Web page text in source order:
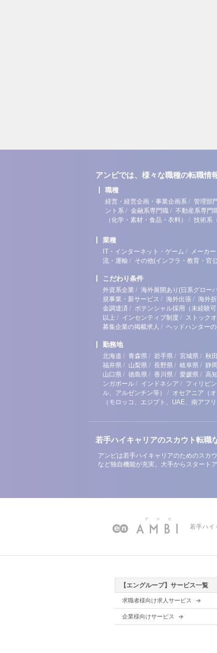
アンビでは、様々な職種の転職情
職種
経営・経営企画・事業企画系 / 管理部
ント系 / 金融系専門職 / 不動産系専門
（化学・素材・食品・衣料）
/ 技術系
業種
IT・インターネット・ゲーム / メーカー
流・運輸 / その他(インフラ・教育・官
こだわり条件
外資系企業 / 海外展開あり(日系グロー
規事業・新サービス / 海外出張 / 海外
金調達済 / ポテンシャル採用（未経験可
以上 / インセンティブ制度 / ストック
募集企業の掲載求人 / ヘッドハンター
勤務地
北海道 / 青森県 / 岩手県 / 宮城県 / 秋
福井県 / 山梨県 / 長野県 / 岐阜県 / 静
山口県 / 徳島県 / 香川県 / 愛媛県 / 高
ンガポール / インドネシア / フィリピン
ル、アルゼンチン等）
/ オセアニア（
（モロッコ、エジプト、UAE、南アフリ
若手ハイキャリアのスカウト転職
アンビは若手ハイキャリアのためのスカ
など独自機能が充実。大手からスタート
若手ハイ
【エングループ】サービス一覧
求職者様向け求人サービス
企業様向けサービス